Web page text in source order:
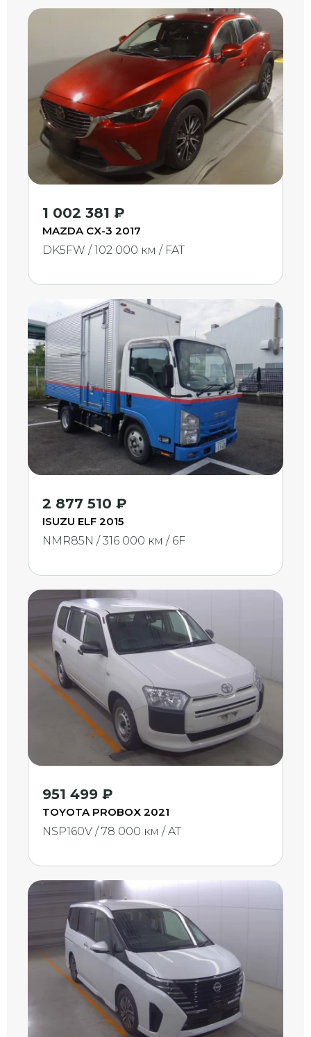
1 002 381 ₽
MAZDA CX-3 2017
DK5FW / 102 000 км / FAT
2 877 510 ₽
ISUZU ELF 2015
NMR85N / 316 000 км / 6F
951 499 ₽
TOYOTA PROBOX 2021
NSP160V / 78 000 км / AT